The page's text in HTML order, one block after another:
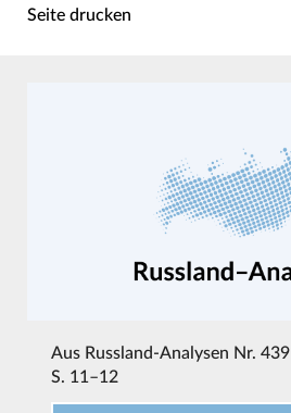
Seite drucken
Aus Russland-Analysen Nr.
S. 11–12